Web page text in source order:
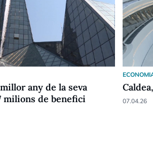
any de la seva
milions de benefici
07.04.26